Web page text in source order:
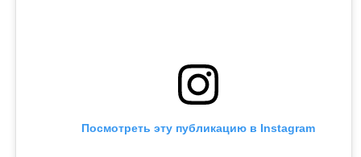
Посмотреть эту публикацию в Instagram